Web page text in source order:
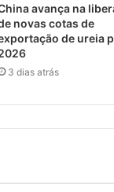
avança na
novas cotas de
de ureia
3 dias atrás